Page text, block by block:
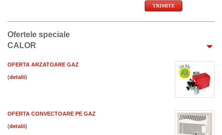
Ofertele speciale
CALOR
OFERTA ARZATOARE GAZ
( )
OFERTA CONVECTOARE PE GAZ
( )